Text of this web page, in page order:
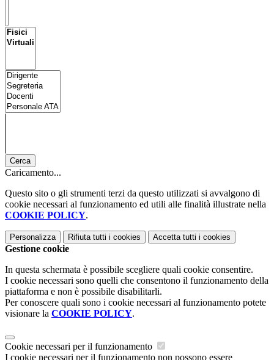
Cerca
Caricamento...
Questo sito o gli strumenti terzi da questo utilizzati si avvalgono di
cookie necessari al funzionamento ed utili alle finalità illustrate nella
COOKIE POLICY.
Personalizza Rifiuta tutti i cookies Accetta tutti i cookies
Gestione cookie
In questa schermata è possibile scegliere quali cookie consentire.
I cookie necessari sono quelli che consentono il funzionamento della
piattaforma e non è possibile disabilitarli.
Per conoscere quali sono i cookie necessari al funzionamento potete
visionare la COOKIE POLICY.
Cookie necessari per il funzionamento
I cookie necessari per il funzionamento non possono essere